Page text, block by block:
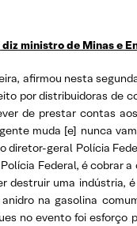
ministro de Minas e
afirmou nesta
por distribuidoras de
de prestar contas
muda [e] nunca
diretor-geral Polícia
Federal, é cobrar
destruir uma indústria,
na gasolina
no evento foi